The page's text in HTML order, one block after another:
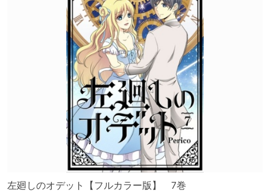
左廻しのオデット【フルカラー版】 7巻